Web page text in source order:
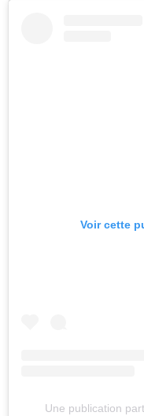
Voir cette
Une publication